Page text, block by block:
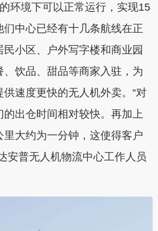
环境下可以正常运行，实现15
们中心已经有十几条航线在正
小区、户外写字楼和商业园
、饮品、甜品等商家入驻，为
速度更快的无人机外卖。 “对
出仓时间相对较快。再加上
大约为一分钟，这使得客户
安普无人机物流中心工作人员